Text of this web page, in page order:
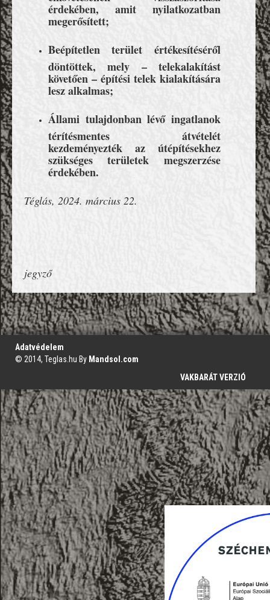
érdekében, amit nyilatkozatban
megerősített;
Beépítetlen terület értékesítéséről
döntöttek, mely – telekalakítást
követően – építési telek kialakítására
lesz alkalmas;
Állami tulajdonban lévő ingatlanok
térítésmentes átvételét
kezdeményezték az útépítésekhez
szükséges területek megszerzése
érdekében.
Téglás, 2024. március 22.
jegyző
';
Adatvédelem
© 2014, Teglas.hu By Mandsol.com
VAKBARÁT VERZIÓ